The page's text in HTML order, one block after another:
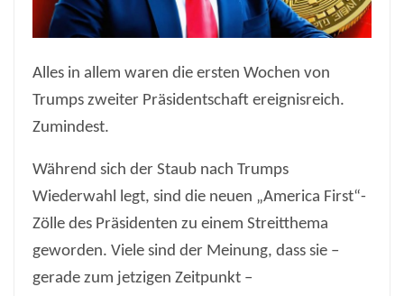
Alles in allem waren die ersten Wochen von
Trumps zweiter Präsidentschaft ereignisreich.
Zumindest.
Während sich der Staub nach Trumps
Wiederwahl legt, sind die neuen „America First“-
Zölle des Präsidenten zu einem Streitthema
geworden. Viele sind der Meinung, dass sie –
gerade zum jetzigen Zeitpunkt –